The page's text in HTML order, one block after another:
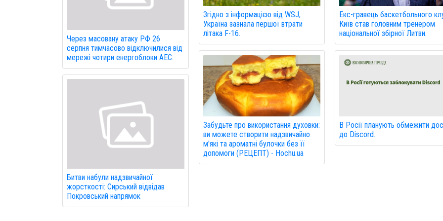
Через масовану атаку РФ 26
серпня тимчасово відключилися від
мережі чотири енергоблоки АЕС.
Битви набули надзвичайної
жорсткості: Сирський відвідав
Покровський напрямок
Згідно з інформацією від WSJ,
Україна зазнала першої втрати
літака F-16.
Забудьте про використання духовки:
ви можете створити надзвичайно
м'які та ароматні булочки без її
допомоги (РЕЦЕПТ) - Hochu.ua
Екс-гравець баскетбольного
Київ став головним тренером
національної збірної Литви.
В Росії планують обмежити
до Discord.